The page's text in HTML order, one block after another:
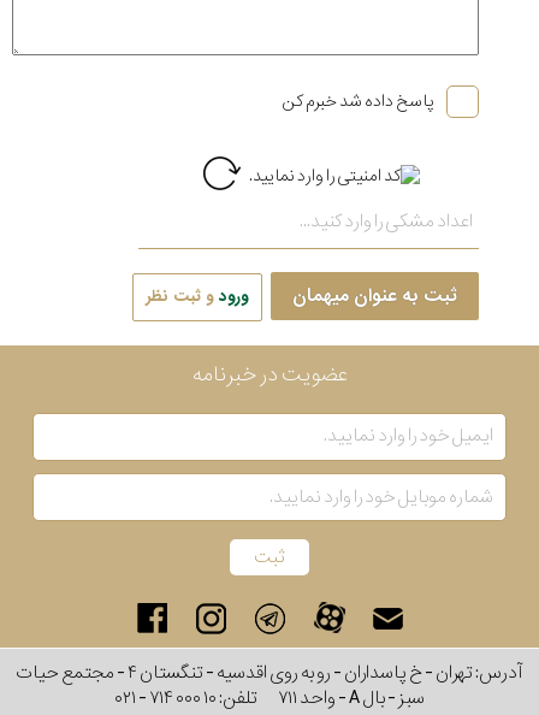
پاسخ داده شد خبرم کن
ثبت به عنوان میهمان ورودو ثبت نظر
عضویت در خبرنامه
آدرس: تهران - خ پاسداران - رو به روی اقدسیه - تنگستان ۴ - مجتمع حیات
سبز - بال A - واحد ۷۱۱
تلفن:۰۲۱ - ۷۱۴ ۰۰۰ ۱۰